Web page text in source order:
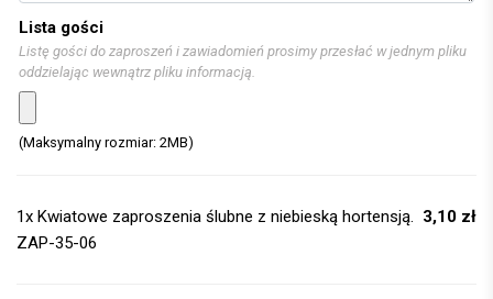
Lista gości
Listę gości do zaproszeń i zawiadomień prosimy przesłać w jednym pliku
oddzielając wewnątrz pliku informacją.
(Maksymalny rozmiar: 2MB)
1x Kwiatowe zaproszenia ślubne z niebieską hortensją.
ZAP-35-06
3,10 zł